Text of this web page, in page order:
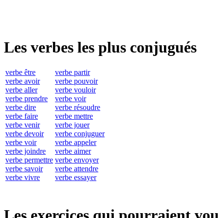
Les verbes les plus conjugués
verbe être
verbe avoir
verbe aller
verbe prendre
verbe dire
verbe faire
verbe venir
verbe devoir
verbe voir
verbe joindre
verbe permettre
verbe savoir
verbe vivre
verbe partir
verbe pouvoir
verbe vouloir
verbe voir
verbe résoudre
verbe mettre
verbe jouer
verbe conjuguer
verbe appeler
verbe aimer
verbe envoyer
verbe attendre
verbe essayer